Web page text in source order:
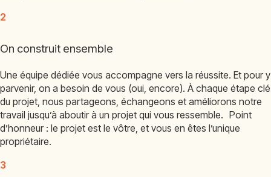
2
On construit ensemble
Une équipe dédiée vous accompagne vers la réussite. Et pour y
parvenir, on a besoin de vous (oui, encore). À chaque étape clé
du projet, nous partageons, échangeons et améliorons notre
travail jusqu’à aboutir à un projet qui vous ressemble. Point
d’honneur : le projet est le vôtre, et vous en êtes l’unique
propriétaire.
3